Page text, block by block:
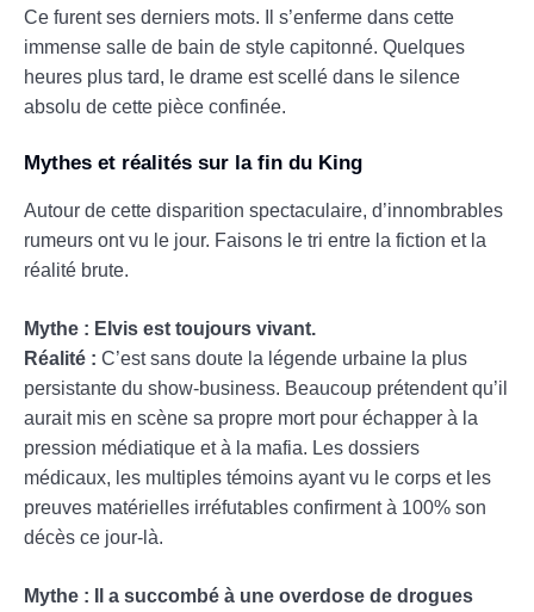
Ce furent ses derniers mots. Il s’enferme dans cette
immense salle de bain de style capitonné. Quelques
heures plus tard, le drame est scellé dans le silence
absolu de cette pièce confinée.
Mythes et réalités sur la fin du King
Autour de cette disparition spectaculaire, d’innombrables
rumeurs ont vu le jour. Faisons le tri entre la fiction et la
réalité brute.
Mythe : Elvis est toujours vivant.
Réalité : C’est sans doute la légende urbaine la plus
persistante du show-business. Beaucoup prétendent qu’il
aurait mis en scène sa propre mort pour échapper à la
pression médiatique et à la mafia. Les dossiers
médicaux, les multiples témoins ayant vu le corps et les
preuves matérielles irréfutables confirment à 100% son
décès ce jour-là.
Mythe : Il a succombé à une overdose de drogues